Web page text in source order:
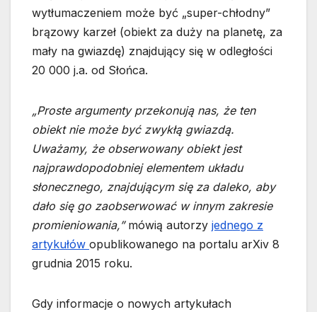
wytłumaczeniem może być „super-chłodny”
brązowy karzeł (obiekt za duży na planetę, za
mały na gwiazdę) znajdujący się w odległości
20 000 j.a. od Słońca.
„Proste argumenty przekonują nas, że ten
obiekt nie może być zwykłą gwiazdą.
Uważamy, że obserwowany obiekt jest
najprawdopodobniej elementem układu
słonecznego, znajdującym się za daleko, aby
dało się go zaobserwować w innym zakresie
promieniowania,” mówią autorzy jednego z
artykułów opublikowanego na portalu arXiv 8
grudnia 2015 roku.
Gdy informacje o nowych artykułach